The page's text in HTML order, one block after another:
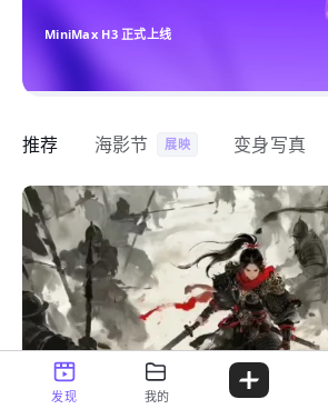
MiniMax H3 正式上线
推荐 海影节 展映 变身写真
发现 我的